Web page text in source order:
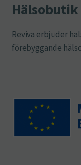
Hälsobutik
Reviva erbjuder
förebyggande